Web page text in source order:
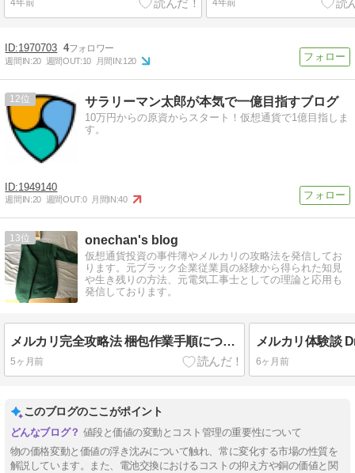
4年前 4年前
1970703 4
週間IN:20 週間OUT:10 月間IN:120
12 サラリーマン太郎が本気で一億目指すブログ
10万円からの原資からスタート！仮想通貨で1億目指しま
す。
1949140
週間IN:20 週間OUT:0 月間IN:40
13 onechan's blog
仮想通貨投資の事件簿やメルカリの攻略法を発信してお
ります。元ブラック企業従業員の経験から得られた知見
や生き残りの方法、元電気工事士としての理論と応用も
発信しております。
メルカリ完全攻略法 梱包作業手順について パーカー スウェットの例
5ヶ月前 6ヶ月前
このブログのここがポイント
値段と価値の変動とコスト管理の重要性について
物の価格変動と価値の浮き沈みについて触れ、常に変化する市場の性質を
解説しています。また、電池交換におけるコストの抑え方や銅の価値と関